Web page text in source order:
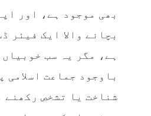
بھی موجود ہے، اور
بچانے والا ایک فیئر
ہے، مگر یہ سب
باوجود جماعت اسلامی
شناخت یا تشخص رکھنے